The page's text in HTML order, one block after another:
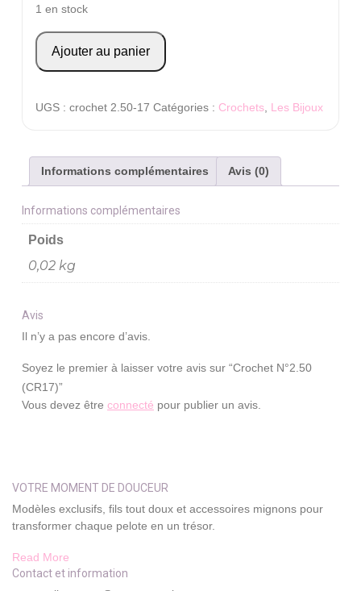
1 en stock
quantité
de
Ajouter au panier
UGS : crochet 2.50-17 Catégories : Crochets Les Bijoux
Informations complémentaires Avis (0)
Informations complémentaires
Poids
0,02 kg
Avis
Il n’y a pas encore d’avis.
Soyez le premier à laisser votre avis sur “Crochet N°2.50
(CR17)”
Vous devez être connecté pour publier un avis.
VOTRE MOMENT DE DOUCEUR
Modèles exclusifs, fils tout doux et accessoires mignons pour
transformer chaque pelote en un trésor.
Read More
Contact et information